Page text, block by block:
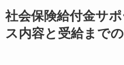
社会保険給付金サ
ス内容と受給まで